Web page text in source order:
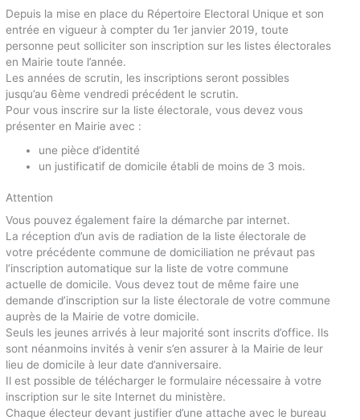
Depuis la mise en place du Répertoire Electoral Unique et son
entrée en vigueur à compter du 1er janvier 2019, toute
personne peut solliciter son inscription sur les listes électorales
en Mairie toute l’année.
Les années de scrutin, les inscriptions seront possibles
jusqu’au 6ème vendredi précédent le scrutin.
Pour vous inscrire sur la liste électorale, vous devez vous
présenter en Mairie avec :
une pièce d’identité
un justificatif de domicile établi de moins de 3 mois.
Attention
Vous pouvez également faire la démarche par internet.
La réception d’un avis de radiation de la liste électorale de
votre précédente commune de domiciliation ne prévaut pas
l’inscription automatique sur la liste de votre commune
actuelle de domicile. Vous devez tout de même faire une
demande d’inscription sur la liste électorale de votre commune
auprès de la Mairie de votre domicile.
Seuls les jeunes arrivés à leur majorité sont inscrits d’office. Ils
sont néanmoins invités à venir s’en assurer à la Mairie de leur
lieu de domicile à leur date d’anniversaire.
Il est possible de télécharger le formulaire nécessaire à votre
inscription sur le site Internet du ministère.
Chaque électeur devant justifier d’une attache avec le bureau